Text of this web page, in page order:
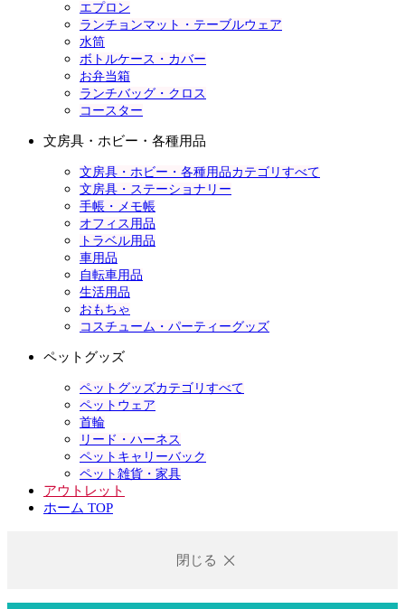
エプロン
ランチョンマット・テーブルウェア
水筒
ボトルケース・カバー
お弁当箱
ランチバッグ・クロス
コースター
文房具・ホビー・各種用品
文房具・ホビー・各種用品カテゴリすべて
文房具・ステーショナリー
手帳・メモ帳
オフィス用品
トラベル用品
車用品
自転車用品
生活用品
おもちゃ
コスチューム・パーティーグッズ
ペットグッズ
ペットグッズカテゴリすべて
ペットウェア
首輪
リード・ハーネス
ペットキャリーバック
ペット雑貨・家具
アウトレット
ホーム TOP
閉じる